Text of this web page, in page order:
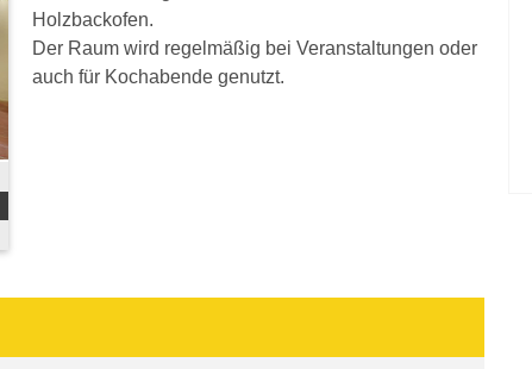
Holzbackofen.
Der Raum wird regelmäßig bei Veranstaltungen oder
auch für Kochabende genutzt.